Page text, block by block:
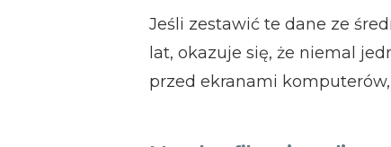
Jeśli zestawić te dane ze
lat, okazuje się, że niemal
przed ekranami